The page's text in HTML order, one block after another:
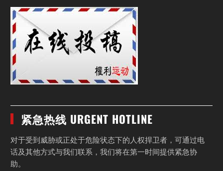
紧急热线 URGENT HOTLINE
对于受到威胁或正处于危险状态下的人权捍卫者，可通过电
话及其他方式与我们联系，我们将在第一时间提供紧急协
助。